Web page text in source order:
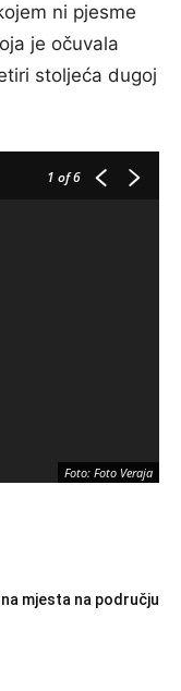
ni pjesme
je očuvala
stoljeća dugoj
1 of 6
Foto: Foto Veraja
mjesta na području